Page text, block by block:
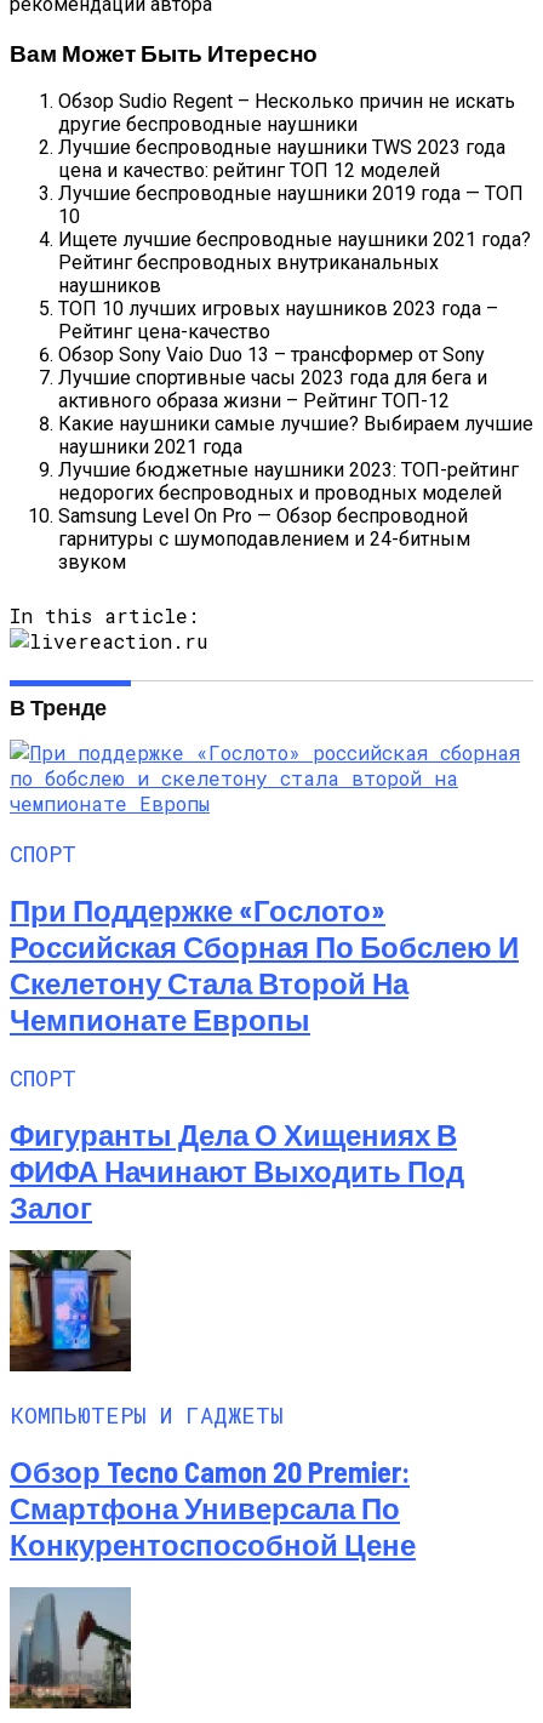
Вам Может Быть Итересно
Обзор Sudio Regent – Несколько причин не искать
другие беспроводные наушники
Лучшие беспроводные наушники TWS 2023 года
цена и качество: рейтинг ТОП 12 моделей
Лучшие беспроводные наушники 2019 года — ТОП
10
Ищете лучшие беспроводные наушники 2021 года?
Рейтинг беспроводных внутриканальных
наушников
ТОП 10 лучших игровых наушников 2023 года –
Рейтинг цена-качество
Обзор Sony Vaio Duo 13 – трансформер от Sony
Лучшие спортивные часы 2023 года для бега и
активного образа жизни – Рейтинг ТОП-12
Какие наушники самые лучшие? Выбираем лучшие
наушники 2021 года
Лучшие бюджетные наушники 2023: ТОП-рейтинг
недорогих беспроводных и проводных моделей
Samsung Level On Pro — Обзор беспроводной
гарнитуры с шумоподавлением и 24-битным
звуком
In this article:
В Тренде
СПОРТ
При Поддержке «Гослото»
Российская Сборная По Бобслею И
Скелетону Стала Второй На
Чемпионате Европы
СПОРТ
Фигуранты Дела О Хищениях В
ФИФА Начинают Выходить Под
Залог
КОМПЬЮТЕРЫ И ГАДЖЕТЫ
Обзор Tecno Camon 20 Premier:
Смартфона Универсала По
Конкурентоспособной Цене